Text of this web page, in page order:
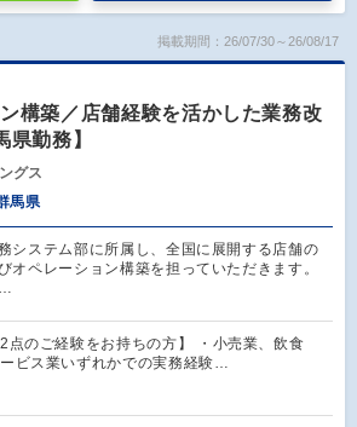
掲載期間：26/07/30～26/08/17
構築／店舗経験を活かした業務改
勤務】
グス
馬県
システム部に所属し、全国に展開する店舗の
オペレーション構築を担っていただきます。
2点のご経験をお持ちの方】 ・小売業、飲食
ビス業いずれかでの実務経験…